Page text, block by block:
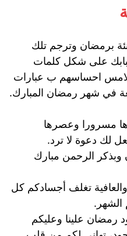
برمضان وترجم تلك
على شكل كلمات
احساسهم ب عبارات
في شهر رمضان المبارك.
مسرورا وعصرها
لك دعوة لا ترد.
وبذكر الرحمن مبارك
تغلف أجسادكم كل
الشهر.
رمضان علينا وعليكم